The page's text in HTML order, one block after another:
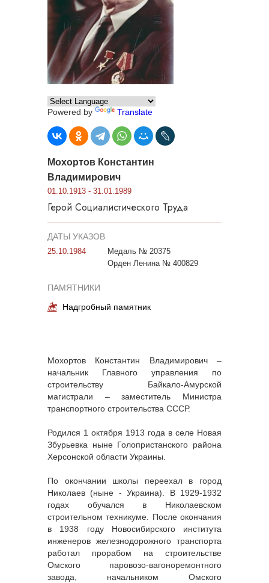
Powered by Translate
Мохортов Константин
Владимирович
01.10.1913 - 31.01.1989
Герой Социалистического Труда
ДАТЫ УКАЗОВ
25.10.1984
Медаль № 20375
Орден Ленина № 400829
ПАМЯТНИКИ
Надгробный памятник
Мохортов Константин Владимирович –
начальник Главного управления по
строительству Байкало-Амурской
магистрали – заместитель Министра
транспортного строительства СССР.
Родился 1 октября 1913 года в селе Новая
Збурьевка ныне Голопристанского района
Херсонской области Украины.
По окончании школы переехал в город
Николаев (ныне - Украина). В 1929-1932
годах обучался в Николаевском
строительном техникуме. После окончания
в 1938 году Новосибирского института
инженеров железнодорожного транспорта
работал прорабом на строительстве
Омского паровозо-вагоноремонтного
завода, начальником Омского